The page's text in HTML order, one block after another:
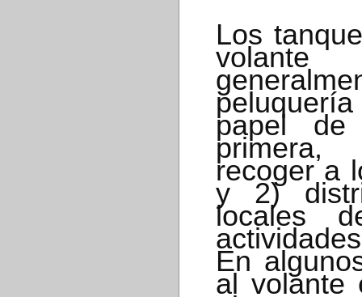
Los
papel de
recoger a
y 2)
locales
En
al volante